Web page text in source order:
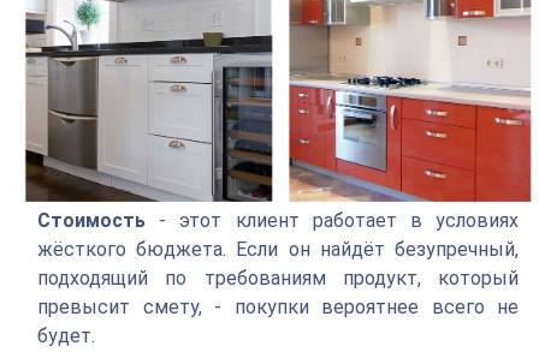
Стоимость - этот клиент работает в условиях
жёсткого бюджета. Если он найдёт безупречный,
подходящий по требованиям продукт, который
превысит смету, - покупки вероятнее всего не
будет.